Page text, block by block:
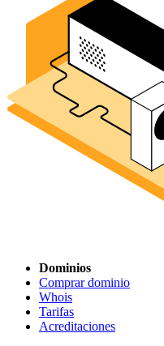
Dominios
Comprar dominio
Whois
Tarifas
Acreditaciones